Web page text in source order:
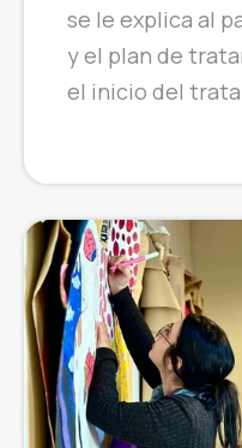
se le explica al
y el plan de
el inicio del